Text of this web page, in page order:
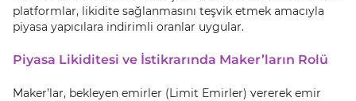
platformlar, likidite sağlanmasını teşvik etmek amacıyla
piyasa yapıcılara indirimli oranlar uygular.
Piyasa Likiditesi ve İstikrarında Maker’ların Rolü
Maker’lar, bekleyen emirler (Limit Emirler) vererek emir